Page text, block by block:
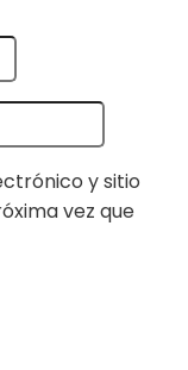
y sitio
vez que